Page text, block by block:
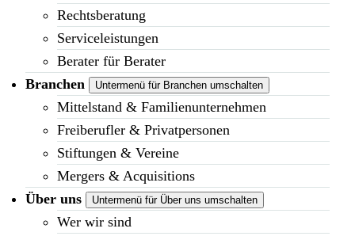
Rechtsberatung
Serviceleistungen
Berater für Berater
Branchen
Untermenü für Branchen umschalten
Mittelstand & Familienunternehmen
Freiberufler & Privatpersonen
Stiftungen & Vereine
Mergers & Acquisitions
Über uns
Untermenü für Über uns umschalten
Wer wir sind